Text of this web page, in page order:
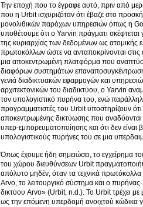
Την εποχή που το έγραφε αυτό, πριν από
που η Urbit ισχυριζόταν ότι έβαζε στο
μονολιθικών παρόχων υπηρεσιών όπως η
υποθέτουμε ότι ο Yarvin πράγματι
της κυριαρχίας των δεδομένων ως ατομικής
πρωτοκόλλων ώστε να ανταποκρίνονται
μια αποκεντρωμένη πλατφόρμα που
διαφόρων συστημάτων
γενιά διαδικτυακών εφαρμογών και
αρχιτεκτονικών του διαδικτύου, ο Yarvin
τον υπολογιστικό πυρήνα του, ενώ
προγραμματιστές του Urbit υποστηρίζουν
αποκεντρωμένης δικτύωσης που αναδύονται
υπερ-εμπορευματοποίησης και ότι δεν είναι
υπολογιστικούς πυρήνες του σε μια
Όπως έχουμε ήδη σημειώσει, το εγχείρημα
του χώρου διευθύνσεων Urbit
απόλυτο μηδέν, όταν τα τεχνικά πρωτόκολλα
Arvo, το λειτουργικό σύστημα και ο
δικτύου Arvo» (Urbit, n.d.). Το Urbit τρέχει με
ως την επόμενη υπερδομή ανοιχτού κώδικα